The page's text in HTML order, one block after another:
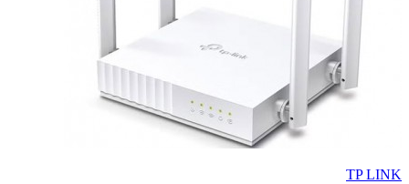
TP LINK